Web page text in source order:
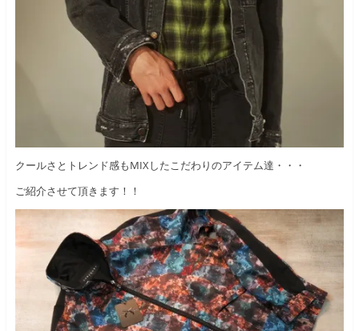
クールさとトレンド感もMIXしたこだわりのアイテム達・・・
ご紹介させて頂きます！！